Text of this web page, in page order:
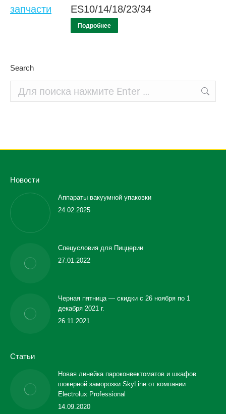
ES10/14/18/23/34
Подробнее
Search
Новости
Аппараты вакуумной упаковки
24.02.2025
Спецусловия для Пиццерии
27.01.2022
Черная пятница — скидки с 26 ноября по 1
декабря 2021 г.
26.11.2021
Статьи
Новая линейка пароконвектоматов и шкафов
шокерной заморозки SkyLine от компании
Electrolux Professional
14.09.2020